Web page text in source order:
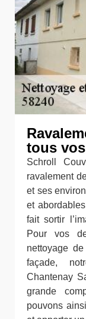
tous
Schroll
ravalement
et ses
et
fait sortir
Pour vos
nettoyage
façade,
Chantenay
grande
pouvons